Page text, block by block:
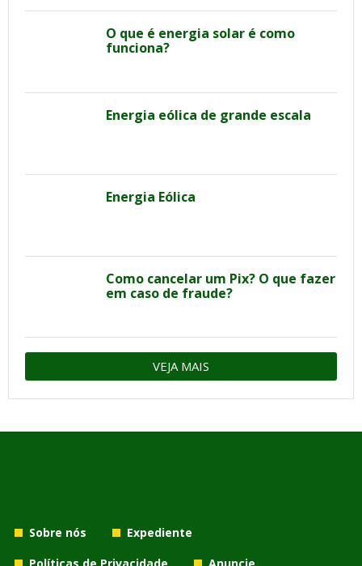
O que é energia solar é como
funciona?
Energia eólica de grande escala
Energia Eólica
Como cancelar um Pix? O que fazer
em caso de fraude?
VEJA MAIS
Sobre nós
Expediente